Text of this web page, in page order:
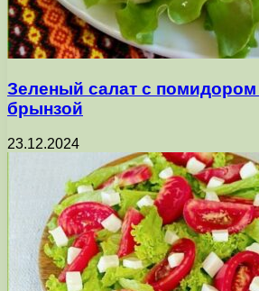
Зеленый салат с
брынзой
23.12.2024